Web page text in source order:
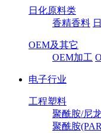
日化原料类
香精香料
OEM及其它
OEM加工
电子行业
工程塑料
聚酰胺/尼
聚酰胺